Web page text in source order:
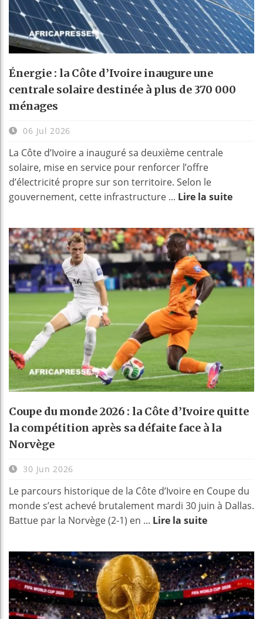
Énergie : la Côte d’Ivoire inaugure une
centrale solaire destinée à plus de 370 000
ménages
06 Jul 2026
La Côte d’Ivoire a inauguré sa deuxième centrale
solaire, mise en service pour renforcer l’offre
d’électricité propre sur son territoire. Selon le
gouvernement, cette infrastructure ... Lire la suite
Coupe du monde 2026 : la Côte d’Ivoire quitte
la compétition après sa défaite face à la
Norvège
30 Jun 2026
Le parcours historique de la Côte d’Ivoire en Coupe du
monde s’est achevé brutalement mardi 30 juin à Dallas.
Battue par la Norvège (2-1) en ... Lire la suite